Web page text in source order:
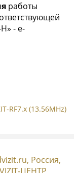
работы
- e-
RF7.x (13.56MHz)